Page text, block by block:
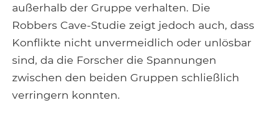
außerhalb der Gruppe verhalten. Die
Robbers Cave-Studie zeigt jedoch auch, dass
Konflikte nicht unvermeidlich oder unlösbar
sind, da die Forscher die Spannungen
zwischen den beiden Gruppen schließlich
verringern konnten.